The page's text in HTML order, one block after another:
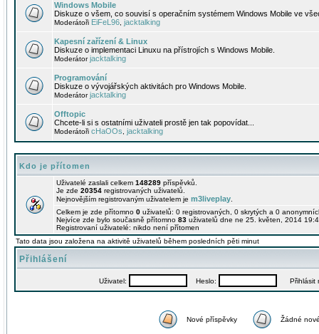
Windows Mobile
Diskuze o všem, co souvisí s operačním systémem Windows Mobile ve
Moderátoři EiFeL96 jacktalking
Kapesní zařízení & Linux
Diskuze o implementaci Linuxu na přístrojích s Windows Mobile.
Moderátorjacktalking
Programování
Diskuze o vývojářských aktivitách pro Windows Mobile.
Moderátorjacktalking
Offtopic
Chcete-li si s ostatními uživateli prostě jen tak popovídat...
Moderátoři cHaOOs jacktalking
Kdo je přítomen
Uživatelé zaslali celkem 148289 příspěvků.
Je zde 20354 registrovaných uživatelů.
Nejnovějším registrovaným uživatelem je m3liveplay
Celkem je zde přítomno 0 uživatelů: 0 registrovaných, 0 skrytých a 0
Nejvíce zde bylo současně přítomno 83 uživatelů dne ne 25. květen, 2014
Registrovaní uživatelé: nikdo není přítomen
Tato data jsou založena na aktivitě uživatelů během posledních pěti minut
Přihlášení
Uživatel: Heslo: Přihlásit
Nové příspěvky Žádné